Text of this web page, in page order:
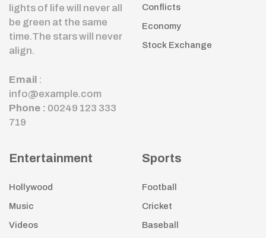
lights of life will never all
be green at the same
time.The stars will never
align.
Email :
info@example.com
Phone : 00249 123 333
719
Conflicts
Economy
Stock Exchange
Entertainment
Hollywood
Music
Videos
Sports
Football
Cricket
Baseball